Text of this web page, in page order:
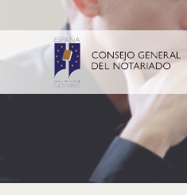
Salta al contingut principal